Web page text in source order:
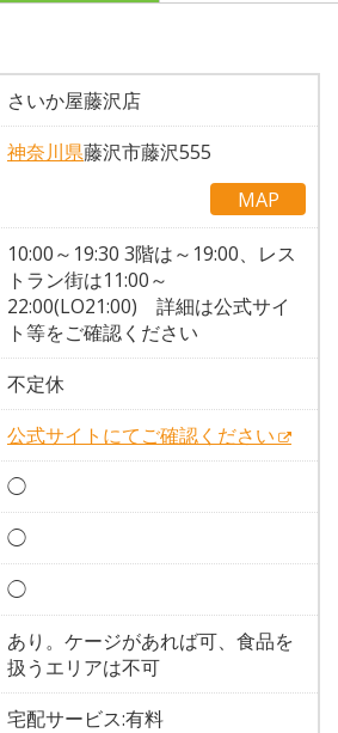
さいか屋藤沢店
神奈川県藤沢市藤沢555
MAP
10:00～19:30 3階は～19:00、レス
トラン街は11:00～
22:00(LO21:00) 詳細は公式サイ
ト等をご確認ください
不定休
公式サイトにてご確認ください
◯
◯
◯
あり。ケージがあれば可、食品を
扱うエリアは不可
宅配サービス:有料